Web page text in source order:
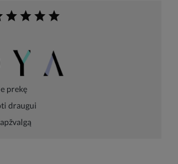
prekę
draugui